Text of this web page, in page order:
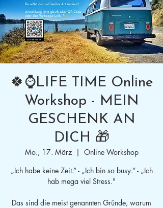
🍀⌚️LIFE TIME Online
Workshop - MEIN
GESCHENK AN
DICH 🎁
Mo., 17. März
  |
Online Workshop
„Ich habe keine Zeit.“ - „Ich bin so busy.“ - „Ich
hab mega viel Stress."
Das sind die meist genannten Gründe, warum